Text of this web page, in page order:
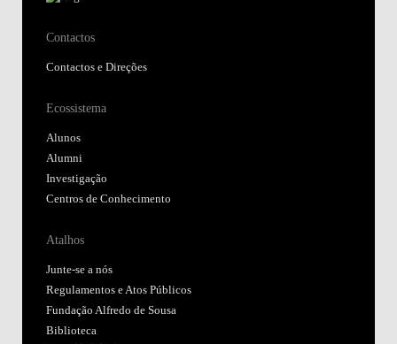
Contactos
Contactos e Direções
Ecossistema
Alunos
Alumni
Investigação
Centros de Conhecimento
Atalhos
Junte-se a nós
Regulamentos e Atos Públicos
Fundação Alfredo de Sousa
Biblioteca